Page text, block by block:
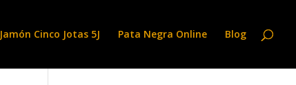
Jamón Cinco Jotas 5J Pata Negra Online Blog